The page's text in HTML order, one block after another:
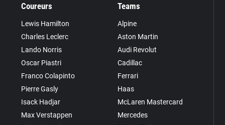
Coureurs
Lewis Hamilton
Charles Leclerc
Lando Norris
Oscar Piastri
Franco Colapinto
Pierre Gasly
Isack Hadjar
Max Verstappen
Teams
Alpine
Aston Martin
Audi Revolut
Cadillac
Ferrari
Haas
McLaren Mastercard
Mercedes